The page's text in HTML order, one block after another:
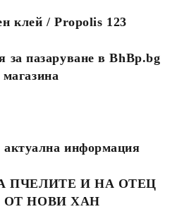
клей / Propolis 123
за пазаруване в BhBp.bg
магазина
информация
ПЧЕЛИТЕ И НА ОТЕЦ
ОТ НОВИ ХАН